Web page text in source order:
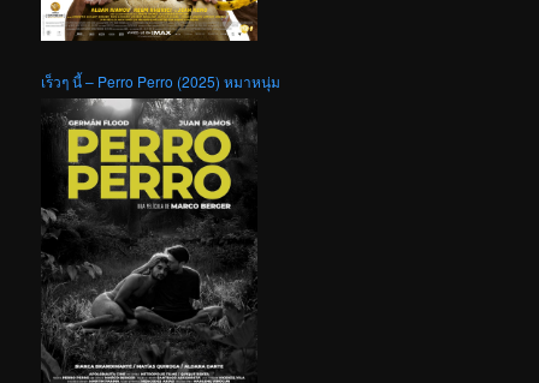
เร็วๆ นี้ – Perro Perro (2025) หมาหนุ่ม